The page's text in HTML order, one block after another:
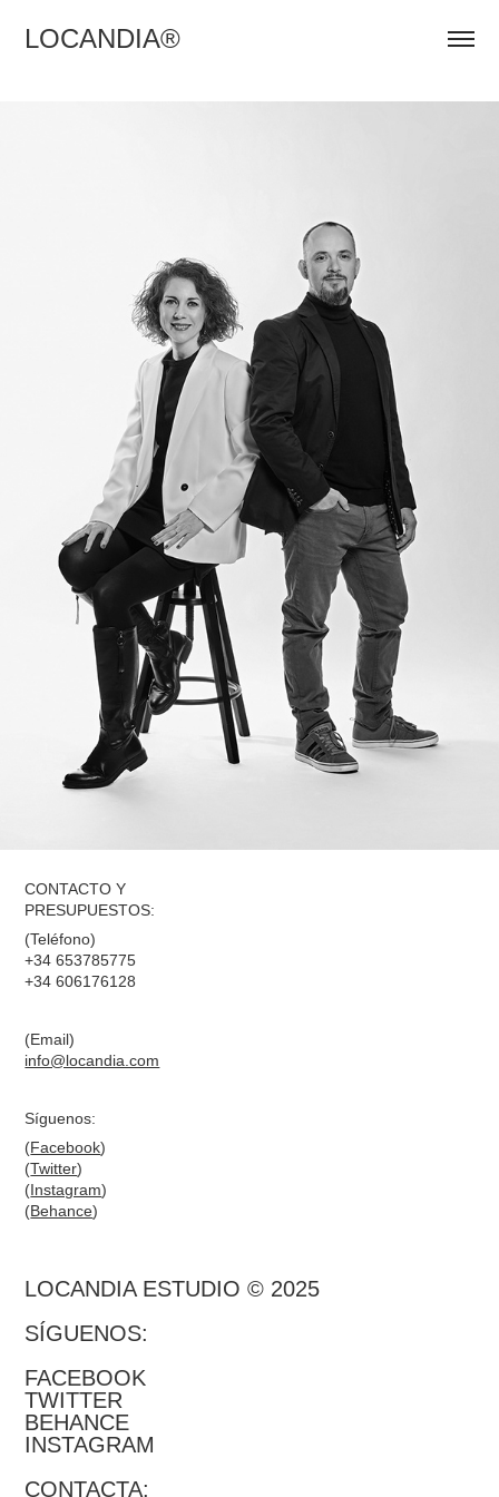
LOCANDIA®
CONTACTO Y
PRESUPUESTOS:
(Teléfono)
+34 653785775
+34 606176128
(Email)
info@locandia.com
Síguenos:
(Facebook)
(Twitter)
(Instagram)
(Behance)
LOCANDIA ESTUDIO © 2025
SÍGUENOS:
FACEBOOK
TWITTER
BEHANCE
INSTAGRAM
CONTACTA: